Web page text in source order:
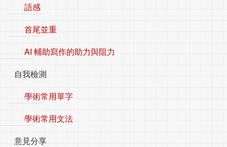
語感
首尾並重
AI 輔助寫作的助力與阻力
自我檢測
學術常用單字
學術常用文法
意見分享